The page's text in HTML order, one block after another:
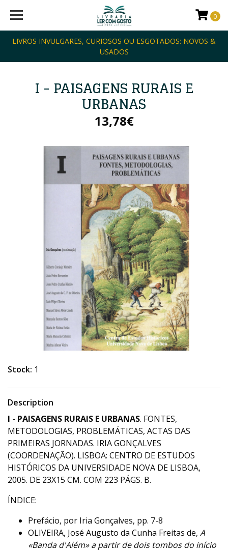
LIVROS INVULGARES, CURIOSOS OU ESGOTADOS: NOVOS &
USADOS
0
I - PAISAGENS RURAIS E
URBANAS
13,78€
Stock: 1
Description
I - PAISAGENS RURAIS E URBANAS. FONTES,
METODOLOGIAS, PROBLEMÁTICAS, ACTAS DAS
PRIMEIRAS JORNADAS. IRIA GONÇALVES
(COORDENAÇÃO). LISBOA: CENTRO DE ESTUDOS
HISTÓRICOS DA UNIVERSIDADE NOVA DE LISBOA,
2005. DE 23X15 CM. COM 223 PÁGS. B.
ÍNDICE:
Prefácio, por Iria Gonçalves, pp. 7-8
OLIVEIRA, José Augusto da Cunha Freitas de, A
«Banda d'Além» a partir de dois tombos do início